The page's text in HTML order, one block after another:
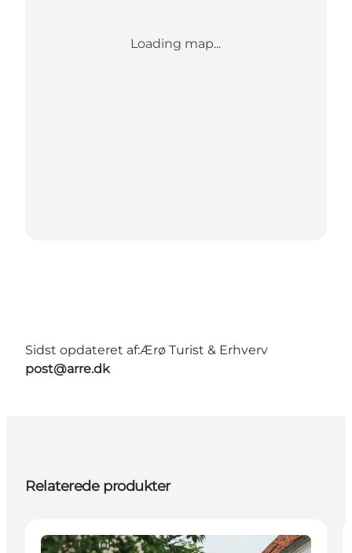
Loading map...
Sidst opdateret af:Ærø Turist & Erhverv
post@arre.dk
Relaterede produkter
Mad og drikke